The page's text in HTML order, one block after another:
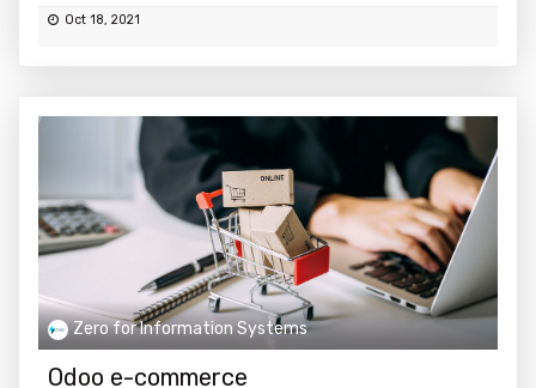
Oct 18, 2021
Zero for Information Systems
Odoo e-commerce